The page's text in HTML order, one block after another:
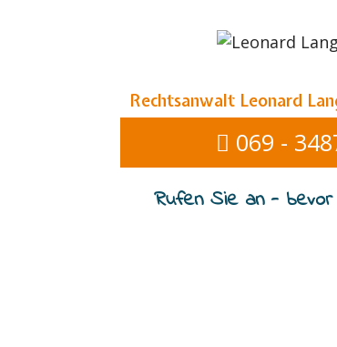
Rechtsanwalt Leonard
069 -
Rufen Sie an -